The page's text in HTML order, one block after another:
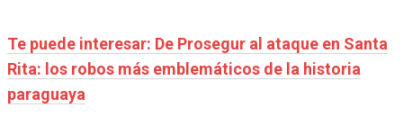
Te puede interesar: De Prosegur al ataque en Santa
Rita: los robos más emblemáticos de la historia
paraguaya